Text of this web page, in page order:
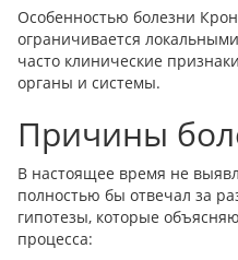
Особенностью болезни
ограничивается
часто клинические
органы и системы.
Причины
В настоящее время не
полностью бы отвечал за
гипотезы, которые
процесса: